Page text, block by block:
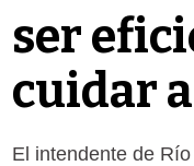
ser
cuidar
El intendente de